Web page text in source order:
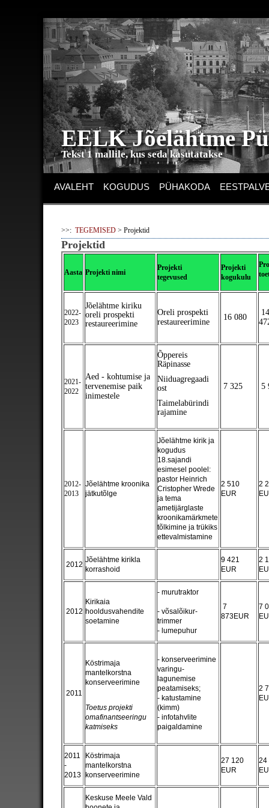
EELK Jõelähtme
Tekst 1 mallile, kus seda kasutatakse
AVALEHT KOGUDUS PÜHAKODA
>>: TEGEMISED > Projektid
Projektid
Aasta Projekti nimi
Projekti
tegevused
Projekti
kogukulu
2022-
2023
Jõelähtme kiriku
oreli prospekti
restaureerimine
Oreli prospekti
restaureerimine
16 080
14
2021-
2022
Aed - kohtumise ja
tervenemise paik
inimestele
Õppereis
Räpinasse
Niiduagregaadi
ost
Taimelabürindi
rajamine
7 325 5
2012-
2013
Jõelähtme kroonika
jätkutõlge
Jõelähtme kirik ja
kogudus
18.sajandi
esimesel poolel:
pastor Heinrich
Cristopher Wrede
ja tema
ametijärglaste
kroonikamärkmete
tõlkimine ja trükiks
ettevalmistamine
2 510
EUR
2
2012
Jõelähtme kirikla
korrashoid
9 421
EUR
2
2012
Kirikaia
hooldusvahendite
soetamine
- murutraktor
- võsalõikur-
trimmer
- lumepuhur
7
873EUR
7
2011
Köstrimaja
mantelkorstna
konserveerimine
Toetus projekti
omafinantseeringu
katmiseks
- konserveerimine
varingu-
lagunemise
peatamiseks;
- katustamine
(kimm)
- infotahvlite
paigaldamine
2
2011
-
2013
Köstrimaja
mantelkorstna
konserveerimine
27 120
EUR
24
Keskuse Meele Vald